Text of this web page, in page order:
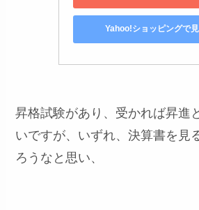
Yahoo!ショッピングで
昇格試験があり、受かれば昇進
いですが、いずれ、決算書を見
ろうなと思い、